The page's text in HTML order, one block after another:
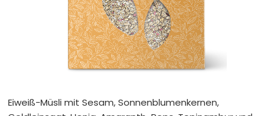
Eiweiß-Müsli mit Sesam, Sonnenblumenkernen,